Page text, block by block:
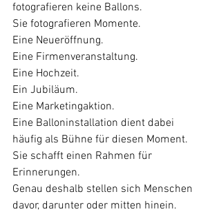
fotografieren keine Ballons.
Sie fotografieren Momente.
Eine Neueröffnung.
Eine Firmenveranstaltung.
Eine Hochzeit.
Ein Jubiläum.
Eine Marketingaktion.
Eine Balloninstallation dient dabei
häufig als Bühne für diesen Moment.
Sie schafft einen Rahmen für
Erinnerungen.
Genau deshalb stellen sich Menschen
davor, darunter oder mitten hinein.